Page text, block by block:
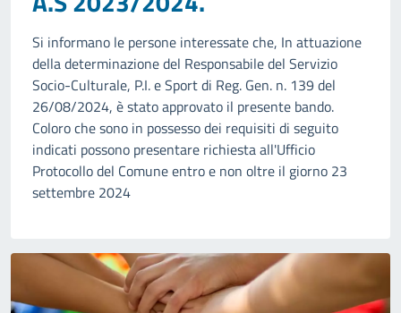
Si informano le persone interessate che, In attuazione
della determinazione del Responsabile del Servizio
Socio-Culturale, P.I. e Sport di Reg. Gen. n. 139 del
26/08/2024, è stato approvato il presente bando.
Coloro che sono in possesso dei requisiti di seguito
indicati possono presentare richiesta all'Ufficio
Protocollo del Comune entro e non oltre il giorno 23
settembre 2024